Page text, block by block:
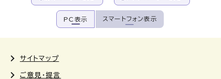
PC表示 スマートフォン表示
サイトマップ
ご意見・提言